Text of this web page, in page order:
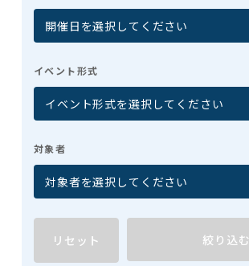
イベント形式
対象者
リセット 絞り込む